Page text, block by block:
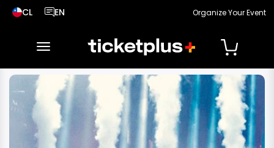
CL
País seleccionado, cambiar país
EN
Idioma seleccionado, cambiar idiomaOrganize Your Event
toggle navigation